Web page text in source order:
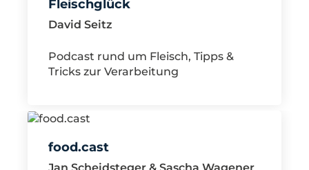
Fleischglück
David Seitz
Podcast rund um Fleisch, Tipps &
Tricks zur Verarbeitung
food.cast